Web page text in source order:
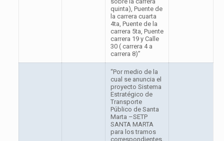
quinta), Puente de
la carrera cuarta
4ta, Puente de la
carrera 5ta, Puente
carrera 19 y Calle
30 ( carrera 4 a
carrera 8)”
“Por medio de la
cual se anuncia el
proyecto Sistema
Estratégico de
Transporte
Público de Santa
Marta –SETP
SANTA MARTA
para los tramos
correspondientes,